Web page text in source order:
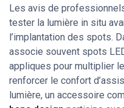
Les avis de
tester la lumière in situ
l’implantation des spots.
associe souvent spots
appliques pour multiplier
renforcer le confort
lumière, un accessoire